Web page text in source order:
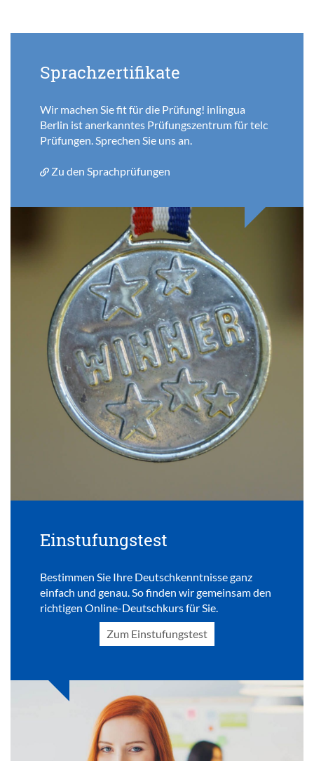
Sprachzertifikate
Wir machen Sie fit für die Prüfung! inlingua
Berlin ist anerkanntes Prüfungszentrum für telc
Prüfungen. Sprechen Sie uns an.
Zu den Sprachprüfungen
Einstufungstest
Bestimmen Sie Ihre Deutschkenntnisse ganz
einfach und genau. So finden wir gemeinsam den
richtigen Online-Deutschkurs für Sie.
Zum Einstufungstest